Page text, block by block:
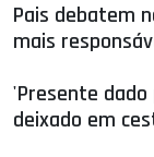
Pais debatem
mais
'Presente dado
deixado em